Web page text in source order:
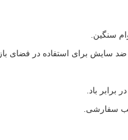
سایش برای استفاده در فضای باز.
باد.
سفارشی.